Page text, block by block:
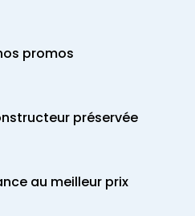
promos
préservée
au meilleur prix